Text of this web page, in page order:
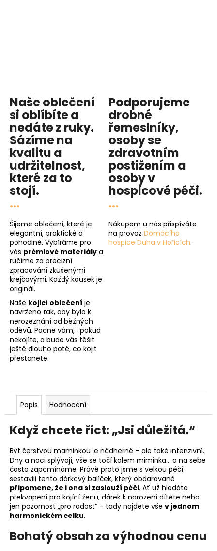
Naše oblečení
si oblíbíte a
nedáte z ruky.
Sázíme na
kvalitu a
udržitelnost,
které za to
stojí.
...
Šijeme oblečení, které je
elegantní, praktické a
pohodlné. Vybíráme pro
vás prémiové materiály a
ručíme za precizní
zpracování zkušenými
krejčovými. Každý kousek je
originál.
Naše kojicí oblečení je
navrženo tak, aby bylo k
nerozeznání od běžných
oděvů. Padne vám, i pokud
nekojíte, a bude vás těšit
ještě dlouho poté, co kojit
přestanete.
Podporujeme
drobné
řemeslníky,
osoby se
zdravotním
postižením a
osoby v
hospicové péči.
...
Nákupem u nás přispíváte
na provoz Domácího
hospice Duha v Hořicích.
Popis Hodnocení
Když chcete říct: „Jsi důležitá.“
Být čerstvou maminkou je nádherné – ale také intenzivní.
Dny a noci splývají, vše se točí kolem miminka… a na sebe
často zapomínáme. Právě proto jsme s velkou péčí
sestavili tento dárkový balíček, který obdarované
připomene, že i ona si zaslouží péči. Ať už hledáte
překvapení pro kojící ženu, dárek k narození dítěte nebo
jen pozornost „pro radost“ – tady najdete vše v jednom
harmonickém celku.
Bohatý obsah za výhodnou cenu